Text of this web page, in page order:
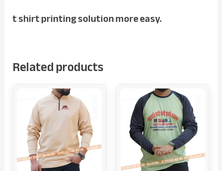
t shirt printing solution more easy.
Related products